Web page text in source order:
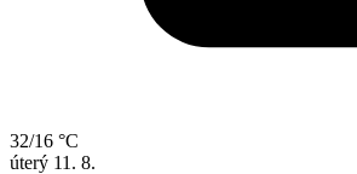
32/16 °C
úterý 11. 8.